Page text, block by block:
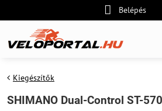
Belépés
Kiegészítők
SHIMANO Dual-Control ST-